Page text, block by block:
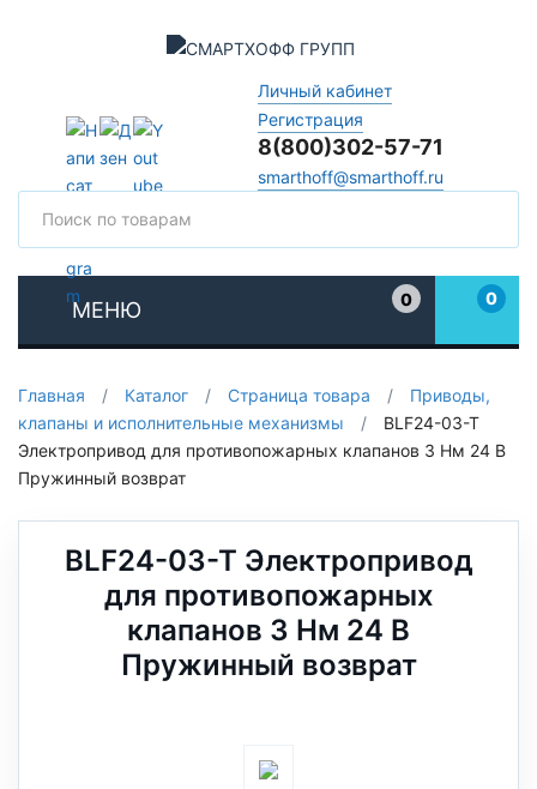
Личный кабинет
Регистрация
8(800)302-57-71
smarthoff@smarthoff.ru
МЕНЮ
0
0
Главная / Каталог / Страница товара /
Приводы,
клапаны и исполнительные механизмы
/
BLF24-03-T
Электропривод для противопожарных клапанов 3 Нм 24 В
Пружинный возврат
BLF24-03-T Электропривод
для противопожарных
клапанов 3 Нм 24 В
Пружинный возврат